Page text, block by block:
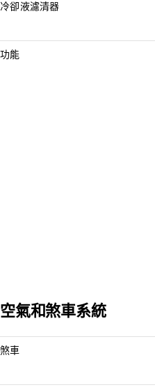
冷卻液濾清器
功能
空氣和煞車系統
煞車